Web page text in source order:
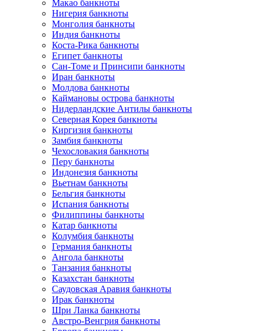
Макао банкноты
Нигерия банкноты
Монголия банкноты
Индия банкноты
Коста-Рика банкноты
Египет банкноты
Сан-Томе и Принсипи банкноты
Иран банкноты
Молдова банкноты
Каймановы острова банкноты
Нидерландские Антилы банкноты
Северная Корея банкноты
Киргизия банкноты
Замбия банкноты
Чехословакия банкноты
Перу банкноты
Индонезия банкноты
Вьетнам банкноты
Бельгия банкноты
Испания банкноты
Филиппины банкноты
Катар банкноты
Колумбия банкноты
Германия банкноты
Ангола банкноты
Танзания банкноты
Казахстан банкноты
Саудовская Аравия банкноты
Ирак банкноты
Шри Ланка банкноты
Австро-Венгрия банкноты